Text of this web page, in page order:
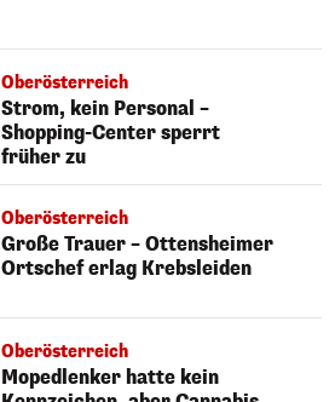
Oberösterreich
Strom, kein Personal –
Shopping-Center sperrt
früher zu
Oberösterreich
Große Trauer – Ottensheimer
Ortschef erlag Krebsleiden
Oberösterreich
Mopedlenker hatte kein